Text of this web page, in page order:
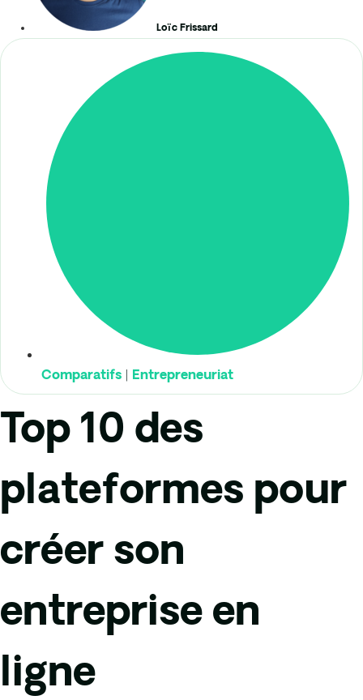
Loïc Frissard
Comparatifs Entrepreneuriat
Top 10 des
plateformes pour
créer son
entreprise en
ligne